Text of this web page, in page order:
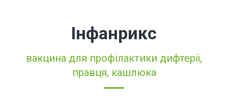
Інфанрикс
вакцина для профілактики дифтерії,
правця, кашлюка